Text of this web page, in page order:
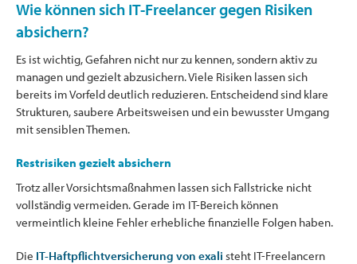
Wie können sich IT-Freelancer gegen Risiken
absichern?
Es ist wichtig, Gefahren nicht nur zu kennen, sondern aktiv zu
managen und gezielt abzusichern. Viele Risiken lassen sich
bereits im Vorfeld deutlich reduzieren. Entscheidend sind klare
Strukturen, saubere Arbeitsweisen und ein bewusster Umgang
mit sensiblen Themen.
Restrisiken gezielt absichern
Trotz aller Vorsichtsmaßnahmen lassen sich Fallstricke nicht
vollständig vermeiden. Gerade im IT-Bereich können
vermeintlich kleine Fehler erhebliche finanzielle Folgen haben.
Die IT-Haftpflichtversicherung von exali steht IT-Freelancern